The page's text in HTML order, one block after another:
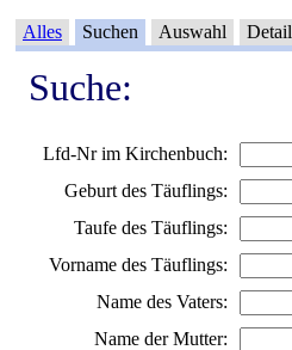
Alles Suchen Auswahl Detail
Suche:
Lfd-Nr im Kirchenbuch:
Geburt des Täuflings:
Taufe des Täuflings:
Vorname des Täuflings:
Name des Vaters:
Name der Mutter: